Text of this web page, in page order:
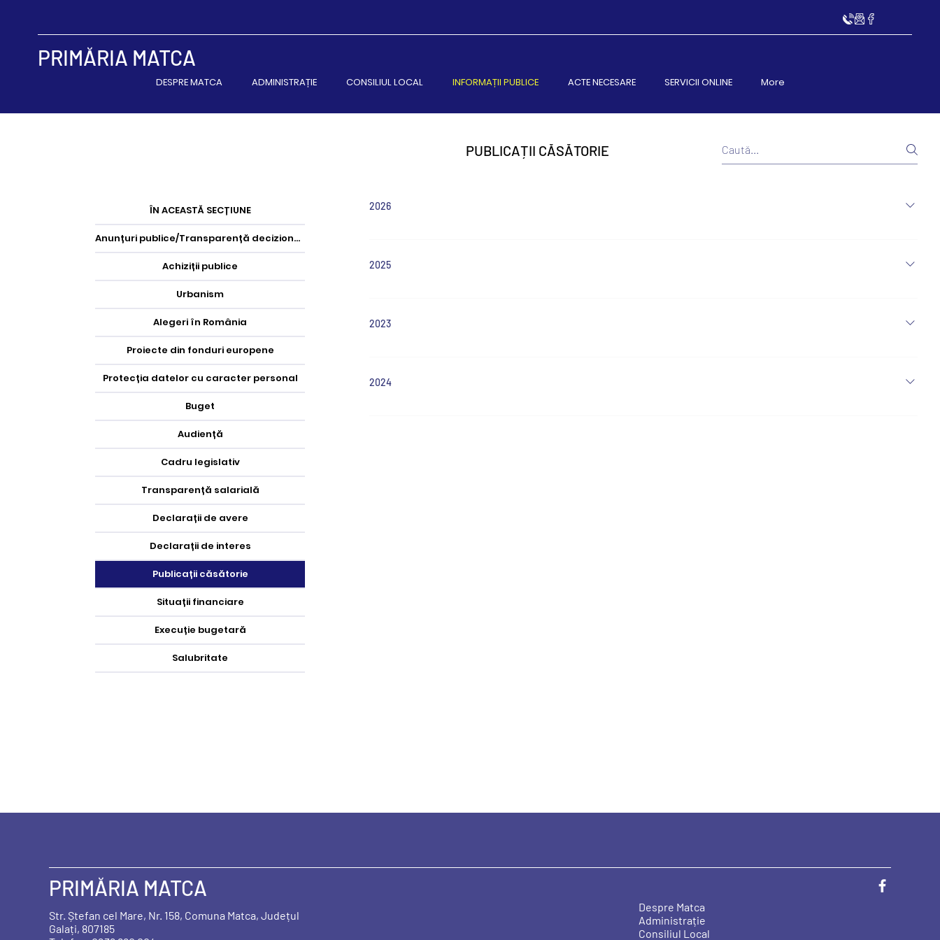
PRIMĂRIA MATCA
DESPRE MATCA ADMINISTRAȚIE CONSILIUL LOCAL INFORMAȚII PUBLICE ACTE NECESARE SERVICII ONLINE More
ÎN ACEASTĂ SECȚIUNE
Anunțuri publice/Transparență decizională
Achiziții publice
Urbanism
Alegeri în România
Proiecte din fonduri europene
Protecția datelor cu caracter personal
Buget
Audiență
Cadru legislativ
Transparență salarială
Declarații de avere
Declarații de interes
Publicații căsătorie
Situații financiare
Execuție bugetară
Salubritate
PUBLICAȚII CĂSĂTORIE
2026
2025
2023
2024
Str. Ștefan cel Mare, Nr. 158, Comuna Matca, Județul
Galați, 807185
PRIMĂRIA MATCA
Despre Matca
Administrație
Consiliul Local